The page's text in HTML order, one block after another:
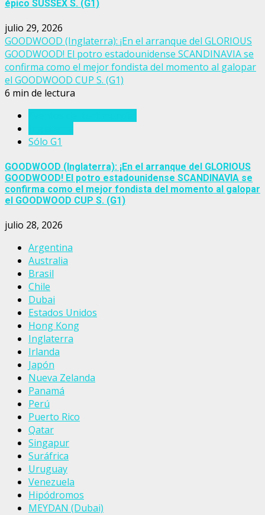
épico SUSSEX S. (G1)
julio 29, 2026
GOODWOOD (Inglaterra): ¡En el arranque del GLORIOUS
GOODWOOD! El potro estadounidense SCANDINAVIA se
confirma como el mejor fondista del momento al galopar
el GOODWOOD CUP S. (G1)
6 min de lectura
Sólo G1
GOODWOOD (Inglaterra): ¡En el arranque del GLORIOUS
GOODWOOD! El potro estadounidense SCANDINAVIA se
confirma como el mejor fondista del momento al galopar
el GOODWOOD CUP S. (G1)
julio 28, 2026
Argentina
Australia
Brasil
Chile
Dubai
Estados Unidos
Hong Kong
Inglaterra
Irlanda
Japón
Nueva Zelanda
Panamá
Perú
Puerto Rico
Qatar
Singapur
Suráfrica
Uruguay
Venezuela
Hipódromos
MEYDAN (Dubai)